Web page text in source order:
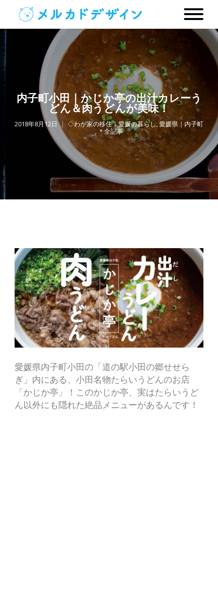
内子町小田｜かじか亭の出汁カレーう
どん＆肉うどんが美味！
2018年8月12日 ◇わが家の移住｜愛媛の暮らし,愛媛県｜内子町
,＊全記事
愛媛県内子町小田の「道の駅小田の郷せせら
ぎ」内にある、小田名物たらいうどんのお店
「かじか亭」！このかじか亭、実はたらいうど
ん以外にも隠れた絶品メニューがあるんです！